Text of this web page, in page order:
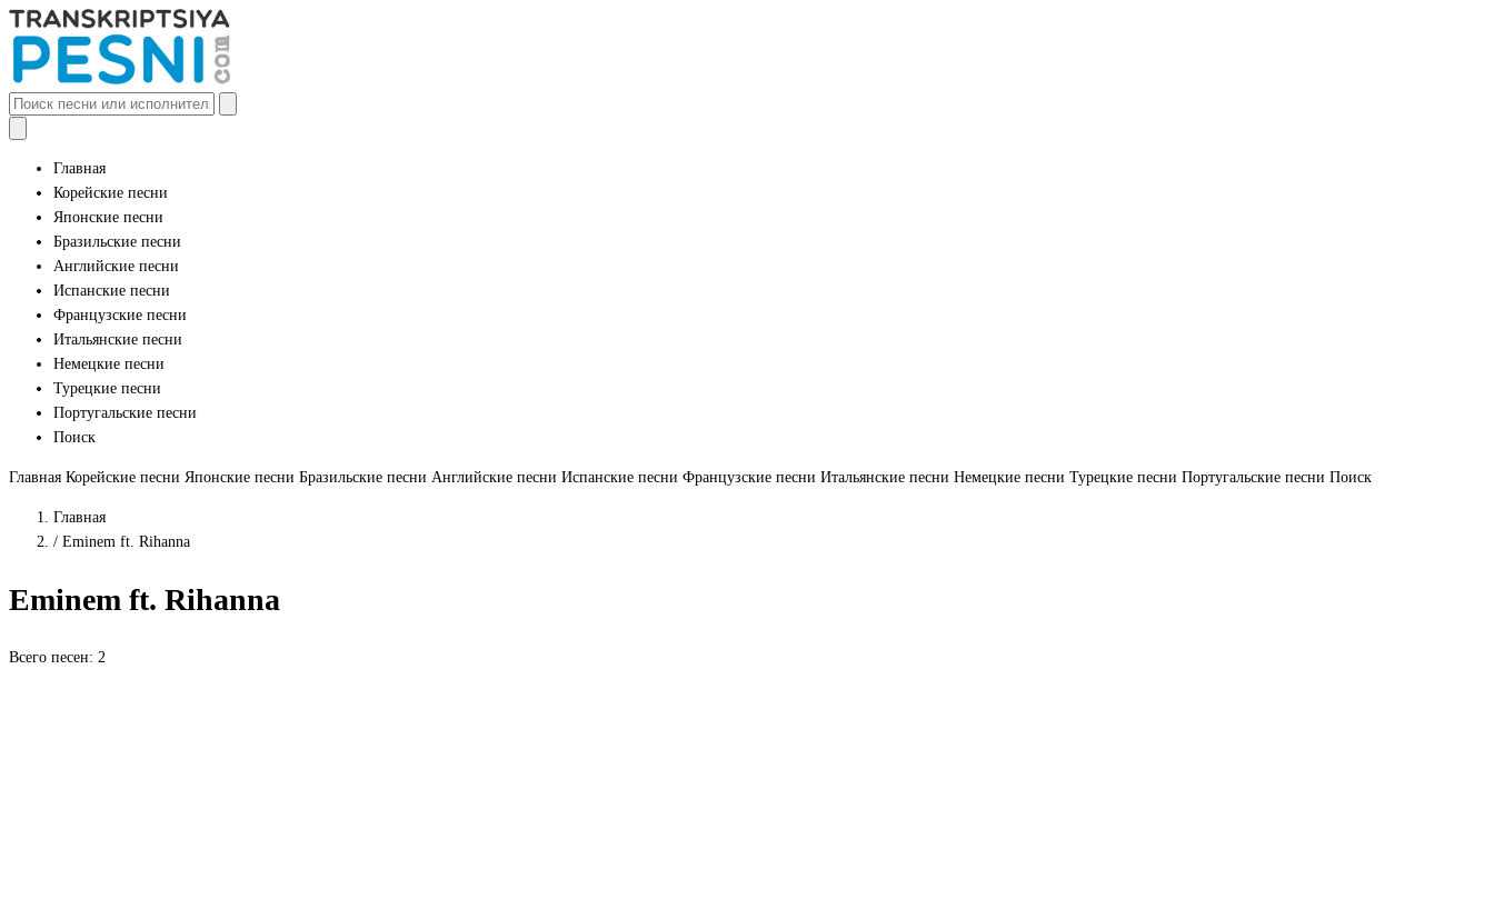
Главная
Корейские песни
Японские песни
Бразильские песни
Английские песни
Испанские песни
Французские песни
Итальянские песни
Немецкие песни
Турецкие песни
Португальские песни
Поиск
Главная Корейские песни Японские песни Бразильские песни Английские песни Испанские песни Французские песни Итальянские песни Немецкие песни Турецкие песни Португальские песни Поиск
Главная
/ Eminem ft. Rihanna
Eminem ft. Rihanna
Всего песен: 2